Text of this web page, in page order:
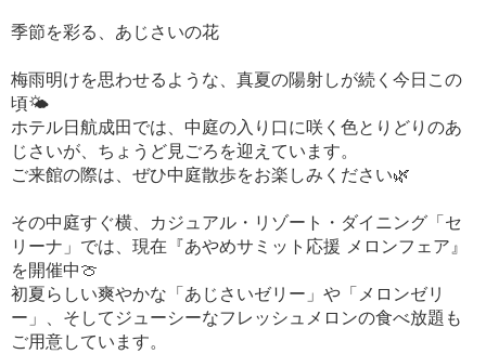
季節を彩る、あじさいの花
梅雨明けを思わせるような、真夏の陽射しが続く今日この
頃🌤
ホテル日航成田では、中庭の入り口に咲く色とりどりのあ
じさいが、ちょうど見ごろを迎えています。
ご来館の際は、ぜひ中庭散歩をお楽しみください🌿
その中庭すぐ横、カジュアル・リゾート・ダイニング「セ
リーナ」では、現在『あやめサミット応援 メロンフェア』
を開催中🍈
初夏らしい爽やかな「あじさいゼリー」や「メロンゼリ
ー」、そしてジューシーなフレッシュメロンの食べ放題も
ご用意しています。